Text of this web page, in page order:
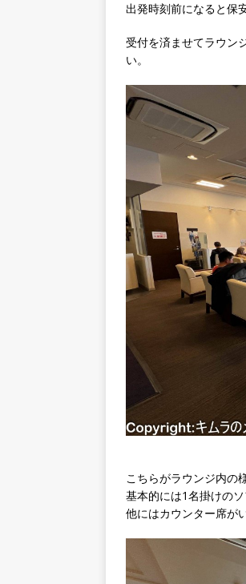
出発時刻前になると保
受付を済ませてラウン
い。
こちらがラウンジ内の様
基本的には1名掛けの
他にはカウンター席が